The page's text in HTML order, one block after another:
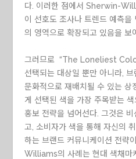
다. 이러한 점에서 Sherwin-
이 선호도 조사나 트렌드 예측을
의 영역으로 확장되고 있음을 보
그러므로 “The Loneliest
선택되는 대상일 뿐만 아니라,
문화적으로 재배치될 수 있는 상
게 선택된 색을 가장 주목받는
홍보 전략을 넘어선다. 그것은
고, 소비자가 색을 통해 자신의
하는 브랜드 커뮤니케이션 전략
Williams의 사례는 현대 색채마